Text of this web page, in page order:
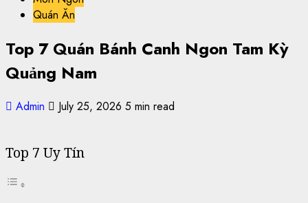
Quán Ăn
Top 7 Quán Bánh Canh Ngon Tam Kỳ
Quảng Nam
Admin July 25, 2026 5 min read
Top 7 Uy Tín